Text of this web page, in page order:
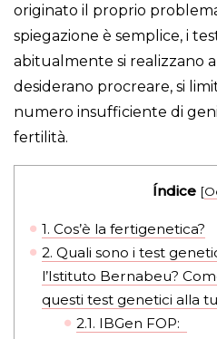
originato il proprio
spiegazione è semplice, i
abitualmente si realizzano
desiderano procreare, si
numero insufficiente di
fertilità.
Índice [
1. Cos’è la fertigenetica?
2. Quali sono i test
l’Istituto Bernabeu?
questi test genetici alla
2.1. IBGen FOP: